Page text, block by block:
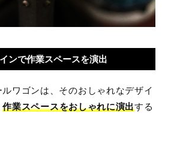
ンで作業スペースを演出
ワゴンは、そのおしゃれなデザイ
作業スペースをおしゃれに演出する